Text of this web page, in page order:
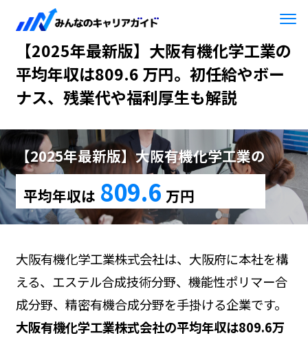
HOME 【2025年最新版】大阪有機化学工業
【2025年最新版】大阪有機化学工業の
平均年収は809.6 万円。初任給やボー
ナス、残業代や福利厚生も解説
【2025年最新版】大阪有機化学工業の
平均年収は 809.6 万円
大阪有機化学工業株式会社は、大阪府に本社を構
える、エステル合成技術分野、機能性ポリマー合
成分野、精密有機合成分野を手掛ける企業です。
大阪有機化学工業株式会社の平均年収は809.6万